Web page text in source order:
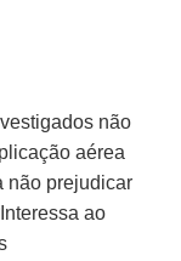
não
aérea
não prejudicar
ao